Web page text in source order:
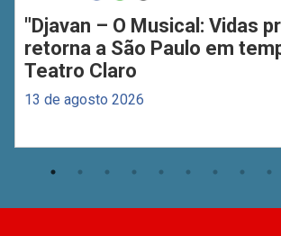
"Djavan – O Musical: Vidas
retorna a São Paulo em
Teatro Claro
13 de agosto 2026